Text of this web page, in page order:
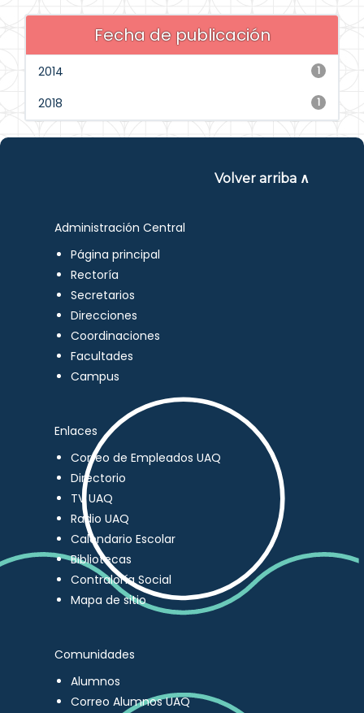
Fecha de publicación
1
2014
1
2018
Volver arriba ∧
Administración Central
Página principal
Rectoría
Secretarios
Direcciones
Coordinaciones
Facultades
Campus
Enlaces
Correo de Empleados UAQ
Directorio
TV UAQ
Radio UAQ
Calendario Escolar
Bibliotecas
Contraloría Social
Mapa de sitio
Comunidades
Alumnos
Correo Alumnos UAQ